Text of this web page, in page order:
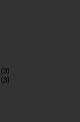
(3)
(3)